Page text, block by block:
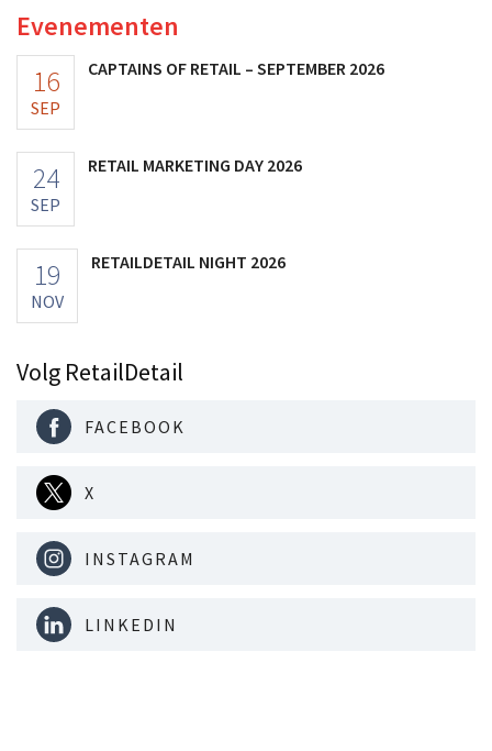
Evenementen
16
SEP
CAPTAINS OF RETAIL – SEPTEMBER 2026
24
SEP
RETAIL MARKETING DAY 2026
19
NOV
RETAILDETAIL NIGHT 2026
Volg RetailDetail
FACEBOOK
X
INSTAGRAM
LINKEDIN